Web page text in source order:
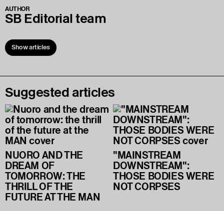
AUTHOR
SB Editorial team
Show articles
Suggested articles
NUORO AND THE
DREAM OF
TOMORROW: THE
THRILL OF THE
FUTURE AT THE MAN
"MAINSTREAM
DOWNSTREAM":
THOSE BODIES WERE
NOT CORPSES